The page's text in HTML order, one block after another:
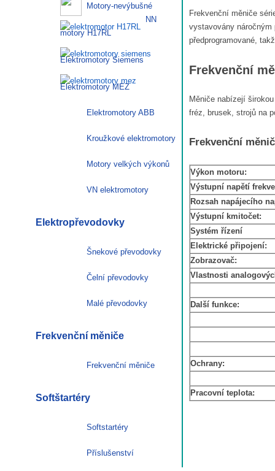
Frekvenční měniče
vystavovány
předprogramované,
Frekvenční
Měniče nabízejí
fréz, brusek, strojů na
Frekvenční
Výkon motoru:
Výstupní napětí
Rozsah napájecího
Výstupní kmitočet:
Systém řízení
Elektrické připojení:
Zobrazovač:
Vlastnosti
Další funkce:
Ochrany:
Pracovní teplota:
Motory-nevýbušné
NN
motory H17RL
Elektromotory Siemens
Elektromotory MEZ
Elektromotory ABB
Kroužkové elektromotory
Motory velkých výkonů
VN elektromotory
Elektropřevodovky
Šnekové převodovky
Čelní převodovky
Malé převodovky
Frekvenční měniče
Frekvenční měniče
Softštartéry
Softstartéry
Příslušenství